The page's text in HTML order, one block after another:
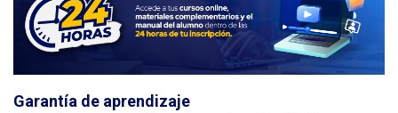
Garantía de aprendizaje